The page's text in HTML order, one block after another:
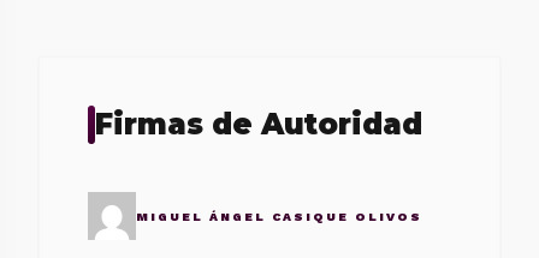
Firmas de Autoridad
MIGUEL ÁNGEL CASIQUE OLIVOS